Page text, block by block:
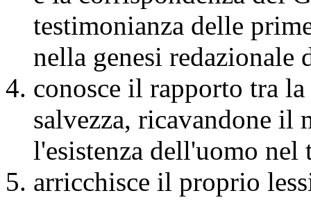
testimonianza delle
nella genesi redazionale
conosce il rapporto tra
salvezza, ricavandone il
l'esistenza dell'uomo nel
arricchisce il proprio